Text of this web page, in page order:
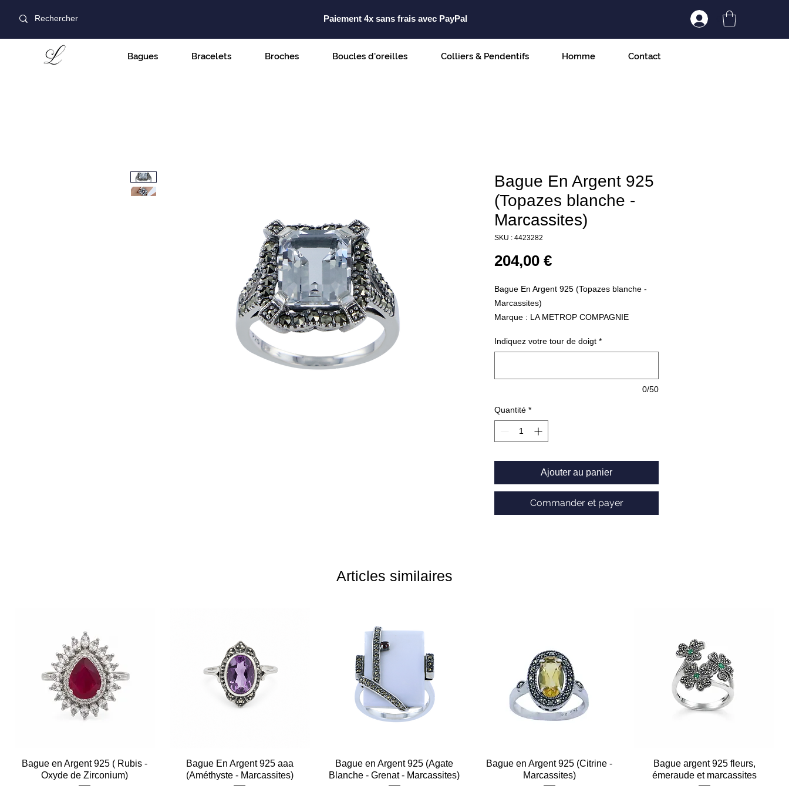
Paiement 4x sans frais avec PayPal Connexion/
Bagues Bracelets Broches Boucles d'oreilles Colliers & Pendentifs Homme Contact
Bague En Argent 925
(Topazes blanche -
Marcassites)
SKU : 4423282
204,00 €Prix
Bague En Argent 925 (Topazes blanche -
Marcassites)
Marque : LA METROP COMPAGNIE
Indiquez votre tour de doigt *
0/50
Quantité *
Ajouter au panier
Commander et payer
Articles similaires
Aperçu rapide
Bague en Argent 925 ( Rubis -
Oxyde de Zirconium)
Aperçu rapide
Bague En Argent 925 aaa
(Améthyste - Marcassites)
Aperçu rapide
Bague en Argent 925 (Agate
Blanche - Grenat - Marcassites)
Aperçu rapide
Bague en Argent 925 (Citrine -
Marcassites)
Aperçu rapide
Bague argent 925 fleurs,
émeraude et marcassites